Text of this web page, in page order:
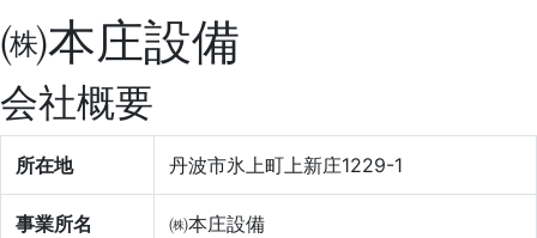
㈱本庄設備
会社概要
所在地 丹波市氷上町上新庄1229-1
事業所名 ㈱本庄設備